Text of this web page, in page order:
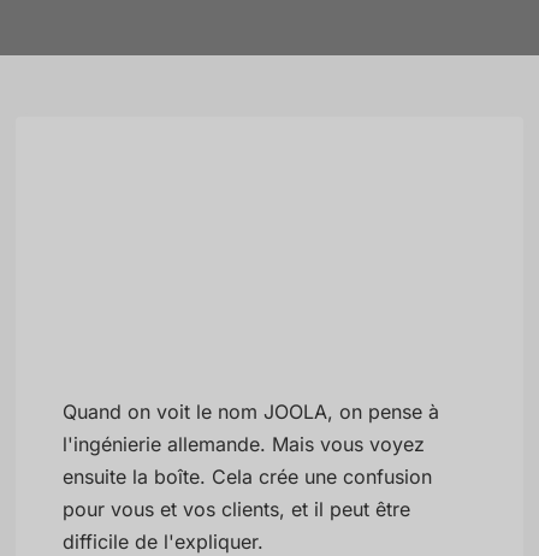
Quand on voit le nom JOOLA, on pense à
l'ingénierie allemande. Mais vous voyez
ensuite la boîte. Cela crée une confusion
pour vous et vos clients, et il peut être
difficile de l'expliquer.